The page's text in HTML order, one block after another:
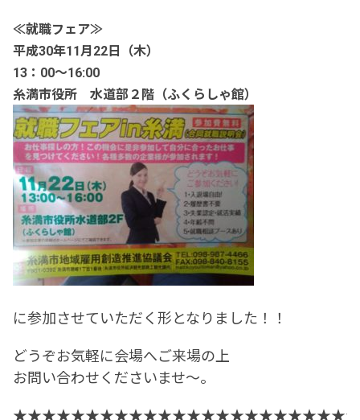
≪就職フェア≫
平成30年11月22日（木）
13：00～16:00
糸満市役所 水道部２階（ふくらしゃ館）
に参加させていただく形となりました！！
どうぞお気軽に会場へご来場の上
お問い合わせくださいませ～。
★★★★★★★★★★★★★★★★★★★★★★★★